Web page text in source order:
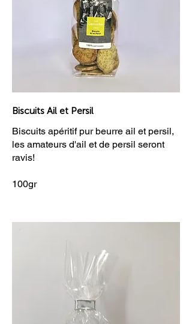
Biscuits Ail et Persil
Biscuits apéritif pur beurre ail et persil,
les amateurs d'ail et de persil seront
ravis!
100gr